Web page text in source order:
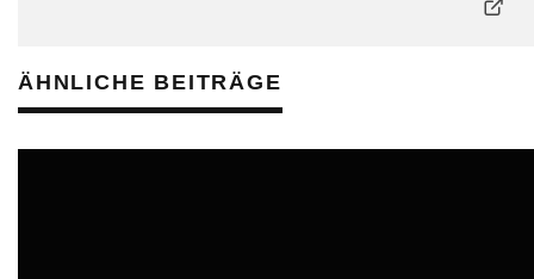
ÄHNLICHE BEITRÄGE